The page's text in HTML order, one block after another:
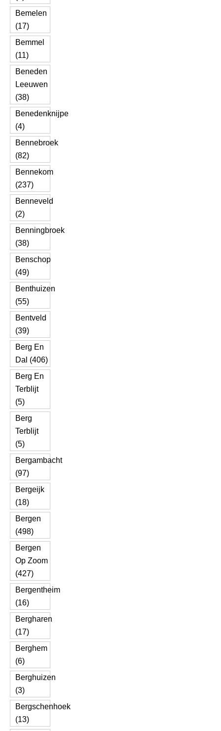
Bemelen
(17)
Bemmel
(11)
Beneden
Leeuwen
(38)
Benedenknijpe
(4)
Bennebroek
(82)
Bennekom
(237)
Benneveld
(2)
Benningbroek
(38)
Benschop
(49)
Benthuizen
(55)
Bentveld
(39)
Berg En
Dal (406)
Berg En
Terblijt
(5)
Berg
Terblijt
(5)
Bergambacht
(97)
Bergeijk
(18)
Bergen
(498)
Bergen
Op Zoom
(427)
Bergentheim
(16)
Bergharen
(17)
Berghem
(6)
Berghuizen
(3)
Bergschenhoek
(13)